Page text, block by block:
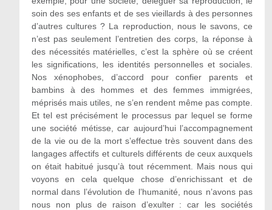
soin des ses enfants et de ses vieillards à des personnes
d’autres cultures ? La reproduction, nous le savons, ce
n’est pas seulement l’entretien des corps, la réponse à
des nécessités matérielles, c’est la sphère où se créent
les significations, les identités personnelles et sociales.
Nos xénophobes, d’accord pour confier parents et
bambins à des hommes et des femmes immigrées,
méprisés mais utiles, ne s’en rendent même pas compte.
Et tel est précisément le processus par lequel se forme
une société métisse, car aujourd’hui l’accompagnement
de la vie ou de la mort s’effectue très souvent dans des
langages affectifs et culturels différents de ceux auxquels
on était habitué jusqu’à tout récemment. Mais nous qui
voyons en cela quelque chose d’enrichissant et de
normal dans l’évolution de l’humanité, nous n’avons pas
nous non plus de raison d’exulter : car les sociétés